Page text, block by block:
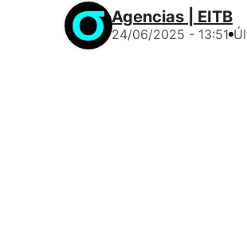
Agencias | EITB
24/06/2025 - 13:51